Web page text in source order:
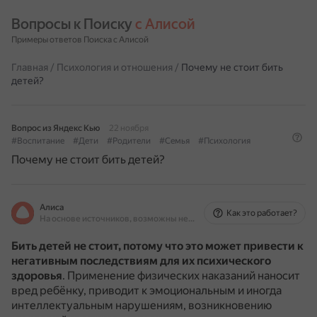
Вопросы к Поиску с Алисой
Примеры ответов Поиска с Алисой
Главная / Психология и отношения / Почему не стоит бить
детей?
Вопрос из Яндекс Кью
22 ноября
#Воспитание
#Дети #Родители #Семья #Психология
Почему не стоит бить детей?
Алиса
На основе источников, возможны неточности
Как это работает?
Бить детей не стоит, потому что это может привести к
негативным последствиям для их психического
здоровья. Применение физических наказаний наносит
вред ребёнку, приводит к эмоциональным и иногда
интеллектуальным нарушениям, возникновению